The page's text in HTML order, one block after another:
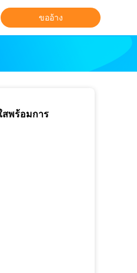
ขออ้าง
สพร้อมการ